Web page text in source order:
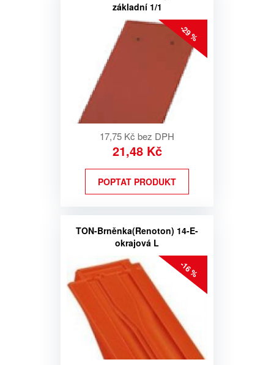
základní 1/1
-29 %
17,75 Kč bez DPH
21,48 Kč
POPTAT PRODUKT
TON-Brněnka(Renoton) 14-E-
okrajová L
-16 %